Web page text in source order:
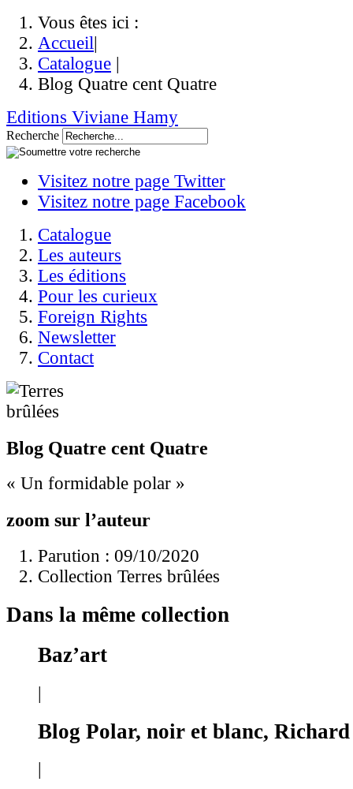
Vous êtes ici :
Accueil|
Catalogue |
Blog Quatre cent Quatre
Editions Viviane Hamy
Recherche
Visitez notre page Twitter
Visitez notre page Facebook
Catalogue
Les auteurs
Les éditions
Pour les curieux
Foreign Rights
Newsletter
Contact
Blog Quatre cent Quatre
« Un formidable polar »
zoom sur l’auteur
Parution : 09/10/2020
Collection Terres brûlées
Dans la même collection
Baz’art
|
Blog Polar, noir et blanc,